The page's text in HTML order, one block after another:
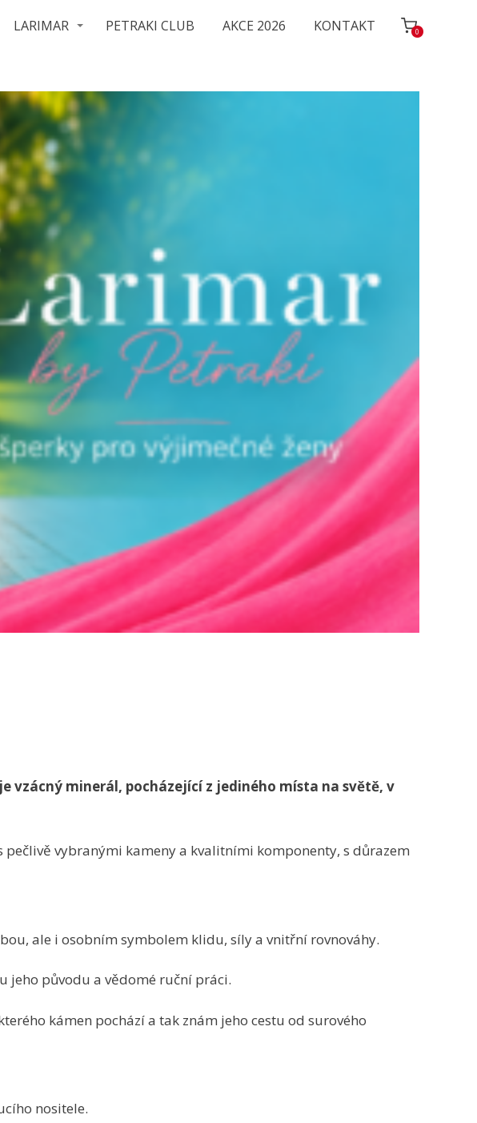
LARIMAR PETRAKI CLUB AKCE 2026 KONTAKT 0
vzácný minerál, pocházející z jediného místa na světě, v
pečlivě vybranými kameny a kvalitními komponenty, s důrazem
ale i osobním symbolem klidu, síly a vnitřní rovnováhy.
jeho původu a vědomé ruční práci.
kámen pochází a tak znám jeho cestu od surového
nositele.